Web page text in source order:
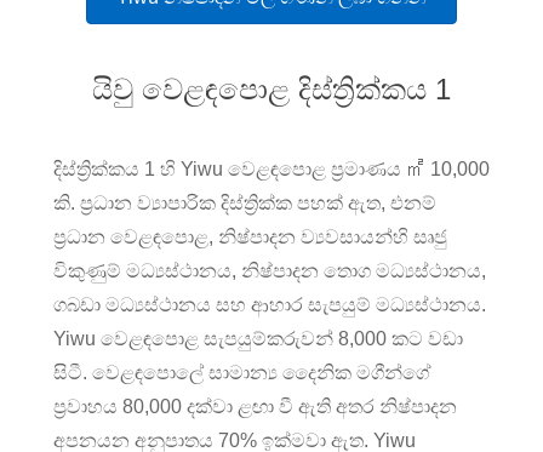
යිවු වෙළඳපොළ දිස්ත්‍රික්කය 1
දිස්ත්‍රික්කය 1 හි Yiwu වෙළඳපොළ ප්‍රමාණය ㎡ 10,000
කි. ප්‍රධාන ව්‍යාපාරික දිස්ත්‍රික්ක පහක් ඇත, එනම්
ප්‍රධාන වෙළඳපොළ, නිෂ්පාදන ව්‍යවසායන්හි සෘජු
විකුණුම් මධ්‍යස්ථානය, නිෂ්පාදන තොග මධ්‍යස්ථානය,
ගබඩා මධ්‍යස්ථානය සහ ආහාර සැපයුම් මධ්‍යස්ථානය.
Yiwu වෙළඳපොළ සැපයුම්කරුවන් 8,000 කට වඩා
සිටී. වෙළඳපොලේ සාමාන්‍ය දෛනික මගීන්ගේ
ප්‍රවාහය 80,000 දක්වා ළඟා වී ඇති අතර නිෂ්පාදන
අපනයන අනුපාතය 70% ඉක්මවා ඇත. Yiwu